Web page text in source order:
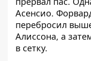
Асенсио.
перебросил
Алиссона, а
в сетку.